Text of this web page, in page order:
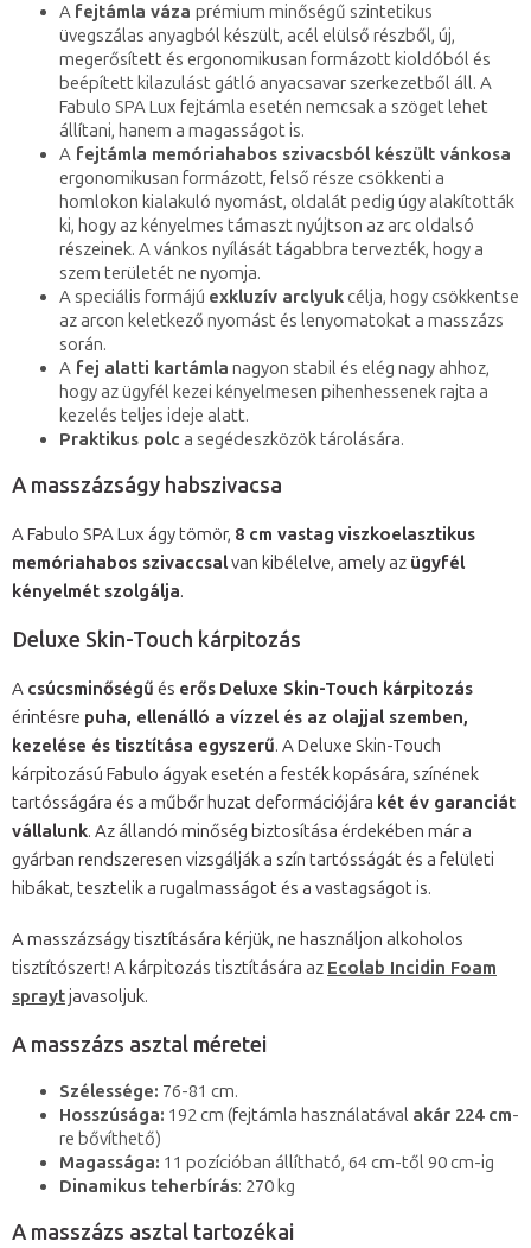
A fejtámla váza prémium minőségű szintetikus
üvegszálas anyagból készült, acél elülső részből, új,
megerősített és ergonomikusan formázott kioldóból és
beépített kilazulást gátló anyacsavar szerkezetből áll. A
Fabulo SPA Lux fejtámla esetén nemcsak a szöget lehet
állítani, hanem a magasságot is.
A fejtámla memóriahabos szivacsból készült vánkosa
ergonomikusan formázott, felső része csökkenti a
homlokon kialakuló nyomást, oldalát pedig úgy alakították
ki, hogy az kényelmes támaszt nyújtson az arc oldalsó
részeinek. A vánkos nyílását tágabbra tervezték, hogy a
szem területét ne nyomja.
A speciális formájú exkluzív arclyuk célja, hogy csökkentse
az arcon keletkező nyomást és lenyomatokat a masszázs
során.
A fej alatti kartámla nagyon stabil és elég nagy ahhoz,
hogy az ügyfél kezei kényelmesen pihenhessenek rajta a
kezelés teljes ideje alatt.
Praktikus polc a segédeszközök tárolására.
A masszázságy habszivacsa
A Fabulo SPA Lux ágy tömör, 8 cm vastag viszkoelasztikus
memóriahabos szivaccsalvan kibélelve, amely az ügyfél
kényelmét szolgálja.
Deluxe Skin-Touch kárpitozás
A csúcsminőségű és erős Deluxe Skin-Touch kárpitozás
érintésre puha, ellenálló a vízzel és az olajjal szemben,
kezelése és tisztítása egyszerű. A Deluxe Skin-Touch
kárpitozású Fabulo ágyak esetén a festék kopására, színének
tartósságára és a műbőr huzat deformációjára két év garanciát
vállalunk. Az állandó minőség biztosítása érdekében már a
gyárban rendszeresen vizsgálják a szín tartósságát és a felületi
hibákat, tesztelik a rugalmasságot és a vastagságot is.
A masszázságy tisztítására kérjük, ne használjon alkoholos
tisztítószert! A kárpitozás tisztítására az Ecolab Incidin Foam
spraytjavasoljuk.
A masszázs asztal méretei
Szélessége: 76-81 cm.
Hosszúsága: 192 cm (fejtámla használatával akár 224 cm-
re bővíthető)
Magassága: 11 pozícióban állítható, 64 cm-től 90 cm-ig
Dinamikus teherbírás: 270 kg
A masszázs asztal tartozékai